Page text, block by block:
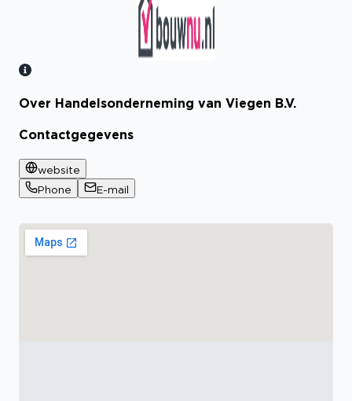
Bekijk certificaat
Over Handelsonderneming van Viegen B.V.
Contactgegevens
website
Phone
E-mail